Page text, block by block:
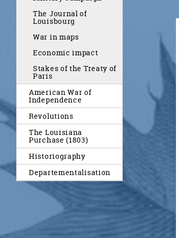
The Journal of
Louisbourg
War in maps
Economic impact
Stakes of the Treaty of
Paris
American War of
Independence
Revolutions
The Louisiana
Purchase (1803)
Historiography
Departementalisation